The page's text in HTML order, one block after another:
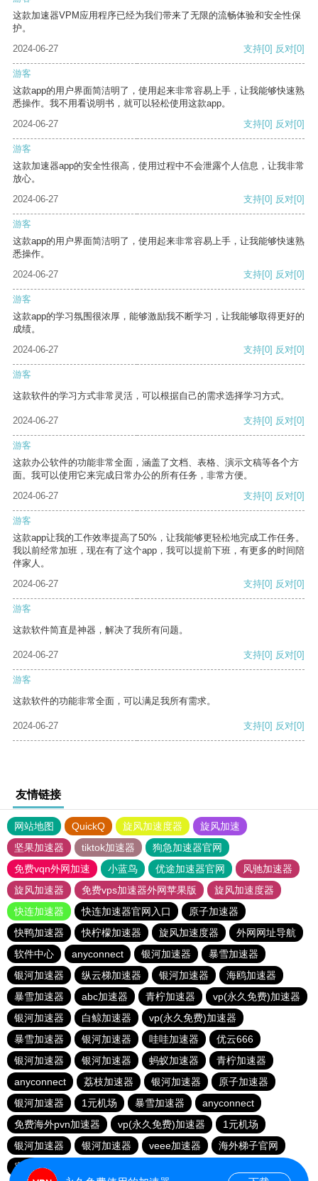
这款加速器VPM应用程序已经为我们带来了无限的流畅体验和安全性保
护。
2024-06-27
支持[0] 反对[0]
游客
这款app的用户界面简洁明了，使用起来非常容易上手，让我能够快速熟
悉操作。我不用看说明书，就可以轻松使用这款app。
2024-06-27
支持[0] 反对[0]
游客
这款加速器app的安全性很高，使用过程中不会泄露个人信息，让我非常
放心。
2024-06-27
支持[0] 反对[0]
游客
这款app的用户界面简洁明了，使用起来非常容易上手，让我能够快速熟
悉操作。
2024-06-27
支持[0] 反对[0]
游客
这款app的学习氛围很浓厚，能够激励我不断学习，让我能够取得更好的
成绩。
2024-06-27
支持[0] 反对[0]
游客
这款软件的学习方式非常灵活，可以根据自己的需求选择学习方式。
2024-06-27 支持[0] 反对[0]
游客
这款办公软件的功能非常全面，涵盖了文档、表格、演示文稿等各个方
面。我可以使用它来完成日常办公的所有任务，非常方便。
2024-06-27
支持[0] 反对[0]
游客
这款app让我的工作效率提高了50%，让我能够更轻松地完成工作任务。
我以前经常加班，现在有了这个app，我可以提前下班，有更多的时间陪
伴家人。
2024-06-27
支持[0] 反对[0]
游客
这款软件简直是神器，解决了我所有问题。
2024-06-27 支持[0] 反对[0]
游客
这款软件的功能非常全面，可以满足我所有需求。
2024-06-27 支持[0] 反对[0]
友情链接
网站地图 QuickQ 旋风加速度器
旋风加速
坚果加速器
tiktok加速器
狗急加速器官网
免费vqn外网加速
小蓝鸟 优途加速器官网
风驰加速器
旋风加速器
免费vps加速器外网苹果版
旋风加速度器
快连加速器
快连加速器官网入口
原子加速器
快鸭加速器
快柠檬加速器 旋风加速度器
外网网址导航
软件中心
anyconnect 银河加速器
暴雪加速器
银河加速器
纵云梯加速器 银河加速器
海鸥加速器
暴雪加速器
abc加速器 青柠加速器
vp(永久免费)加速器
银河加速器
白鲸加速器
vp(永久免费)加速器
暴雪加速器
银河加速器 哇哇加速器
优云666
银河加速器
银河加速器 蚂蚁加速器
青柠加速器
anyconnect
荔枝加速器 银河加速器
原子加速器
银河加速器
1元机场 暴雪加速器
anyconnect
免费海外pvn加速器
vp(永久免费)加速器
1元机场
银河加速器
银河加速器 veee加速器
海外梯子官网
蜜蜂加速器